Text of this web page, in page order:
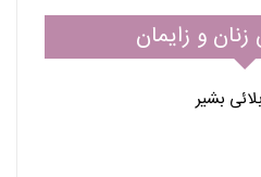
و زایمان
بشیر